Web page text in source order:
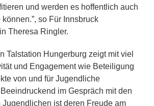
und werden es hoffentlich auch
so Für Innsbruck
Theresa Ringler.
Talstation Hungerburg zeigt mit viel
und Engagement wie Beteiligung
von und für Jugendliche
im Gespräch mit den
ist deren Freude am